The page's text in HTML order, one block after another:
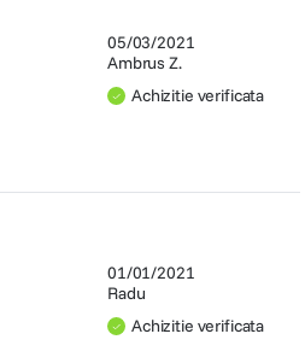
05/03/2021
Ambrus Z.
Achizitie verificata
01/01/2021
Radu
Achizitie verificata